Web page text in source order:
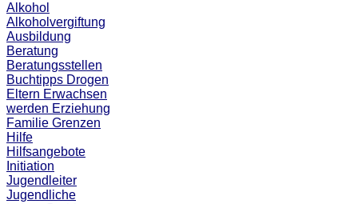
Alkohol
Alkoholvergiftung
Ausbildung
Beratung
Beratungsstellen
Buchtipps Drogen
Eltern Erwachsen
werden Erziehung
Familie Grenzen
Hilfe
Hilfsangebote
Initiation
Jugendleiter
Jugendliche